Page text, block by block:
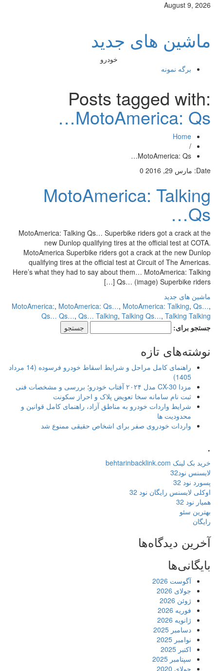
August 9, 2026
ماشین های جدید
خودرو
برگه نمونه
Posts tagged with:
MotoAmerica: Qs…
Home
/
MotoAmerica: Qs…
Date: مارس 29, 2016 0
MotoAmerica: Talking
Qs…
MotoAmerica: Talking Qs… Superbike riders got a crack at the
new Dunlop qualifying tires at the official test at COTA.
MotoAmerica Superbike riders got a crack at the new Dunlop
qualifying tires at the official test at Circuit of The Americas.
Here’s what they had to say about them… MotoAmerica: Talking
Qs… (image) Superbike riders […]
ماشین های جدید
MotoAmerica:,MotoAmerica: Qs…,MotoAmerica: Talking,Qs…
Qs… Qs…,Qs… Talking,Talking Qs…,Talking Talking
جستجو برای:
نوشته‌های تازه
راهنمای کامل مراحل و شرایط اسقاط خودرو فرسوده (14 مرداد
1405)
مزدا CX-30 مدل ۲۰۲۴ آفتاب خودرو؛ بررسی و مشخصات فنی
ثبت نام سامانه سخا تعویض پلاک و احراز سکونت
شرایط واردات خودرو به مناطق آزاد، راهنمای کامل قوانین و
محدودیت ها
واردات خودروی صفر برای اشخاص حقیقی ممنوع شد
خرید بک لینک behtarinbacklink.com
لایسنس نود32
پسورد نود 32
اوکلی لایسنس رایگان نود 32
همیار نود 32
بهترین سئو
رایگان
آخرین دیدگاه‌ها
بایگانی‌ها
آگوست 2026
جولای 2026
ژوئن 2026
فوریه 2026
ژانویه 2026
دسامبر 2025
نوامبر 2025
اکتبر 2025
سپتامبر 2025
جولای 2020